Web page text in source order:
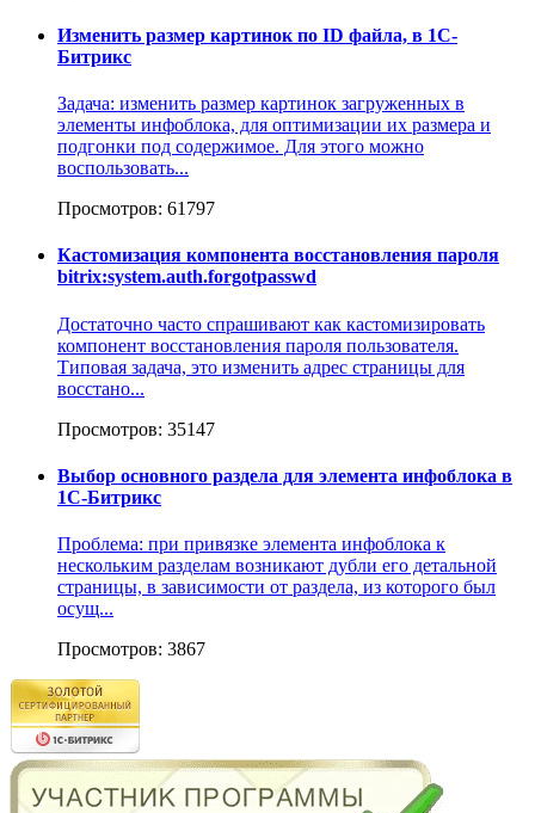
Изменить размер картинок по ID файла, в 1C-
Битрикс
Задача: изменить размер картинок загруженных в
элементы инфоблока, для оптимизации их размера и
подгонки под содержимое. Для этого можно
воспользовать...
Просмотров: 61797
Кастомизация компонента восстановления пароля
bitrix:system.auth.forgotpasswd
Достаточно часто спрашивают как кастомизировать
компонент восстановления пароля пользователя.
Типовая задача, это изменить адрес страницы для
восстано...
Просмотров: 35147
Выбор основного раздела для элемента инфоблока в
1С-Битрикс
Проблема: при привязке элемента инфоблока к
нескольким разделам возникают дубли его детальной
страницы, в зависимости от раздела, из которого был
осущ...
Просмотров: 3867